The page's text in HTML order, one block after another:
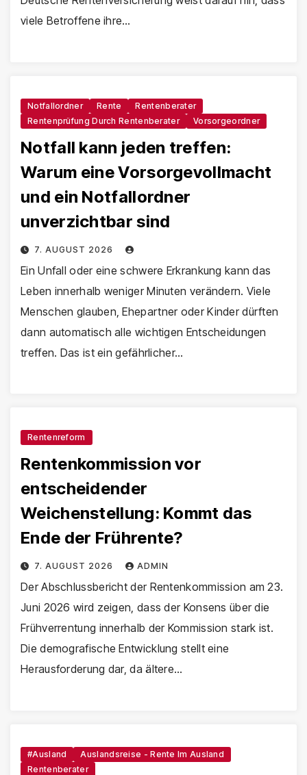
viele Betroffene ihre…
Notfallordner Rente
Rentenberater
Rentenprüfung Durch Rentenberater
Vorsorgeordner
Notfall kann jeden treffen:
Warum eine Vorsorgevollmacht
und ein Notfallordner
unverzichtbar sind
7. AUGUST 2026
Ein Unfall oder eine schwere Erkrankung kann das
Leben innerhalb weniger Minuten verändern. Viele
Menschen glauben, Ehepartner oder Kinder dürften
dann automatisch alle wichtigen Entscheidungen
treffen. Das ist ein gefährlicher…
Rentenreform
Rentenkommission vor
entscheidender
Weichenstellung: Kommt das
Ende der Frührente?
7. AUGUST 2026 ADMIN
Der Abschlussbericht der Rentenkommission am 23.
Juni 2026 wird zeigen, dass der Konsens über die
Frühverrentung innerhalb der Kommission stark ist.
Die demografische Entwicklung stellt eine
Herausforderung dar, da ältere…
#Ausland
Auslandsreise - Rente Im Ausland
Rentenberater